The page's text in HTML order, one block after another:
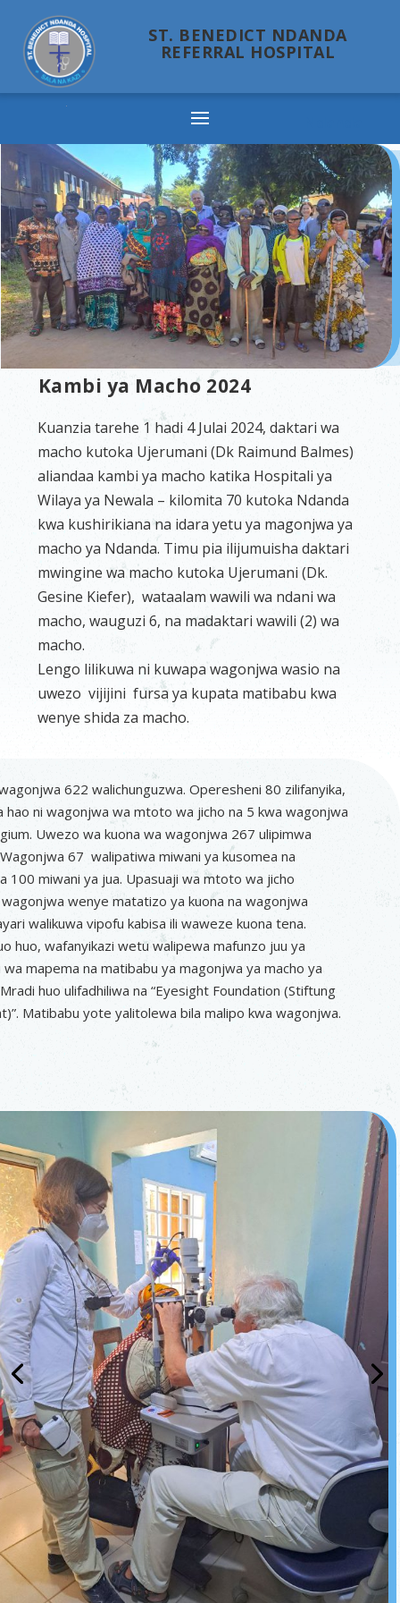
ST. BENEDICT NDANDA
REFERRAL HOSPITAL
Kambi ya Macho 2024
Kuanzia tarehe 1 hadi 4 Julai 2024, daktari wa
macho kutoka Ujerumani (Dk Raimund Balmes)
aliandaa kambi ya macho katika Hospitali ya
Wilaya ya Newala – kilomita 70 kutoka Ndanda
kwa kushirikiana na idara yetu ya magonjwa ya
macho ya Ndanda. Timu pia ilijumuisha daktari
mwingine wa macho kutoka Ujerumani (Dk.
Gesine Kiefer), wataalam wawili wa ndani wa
macho, wauguzi 6, na madaktari wawili (2) wa
macho.
Lengo lilikuwa ni kuwapa wagonjwa wasio na
uwezo vijijini fursa ya kupata matibabu kwa
wenye shida za macho.
622 walichunguzwa. Operesheni 80 zilifanyika,
hao ni wagonjwa wa mtoto wa jicho na 5 kwa wagonjwa
Uwezo wa kuona wa wagonjwa 267 ulipimwa
67 walipatiwa miwani ya kusomea na
100 miwani ya jua. Upasuaji wa mtoto wa jicho
wagonjwa wenye matatizo ya kuona na wagonjwa
walikuwa vipofu kabisa ili waweze kuona tena.
huo, wafanyikazi wetu walipewa mafunzo juu ya
mapema na matibabu ya magonjwa ya macho ya
huo ulifadhiliwa na “Eyesight Foundation (Stiftung
Matibabu yote yalitolewa bila malipo kwa wagonjwa.